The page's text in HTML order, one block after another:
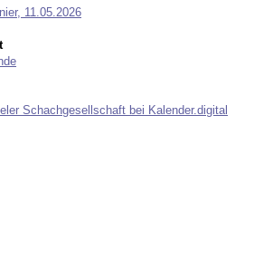
11.05.2026
Schachgesellschaft bei Kalender.digital